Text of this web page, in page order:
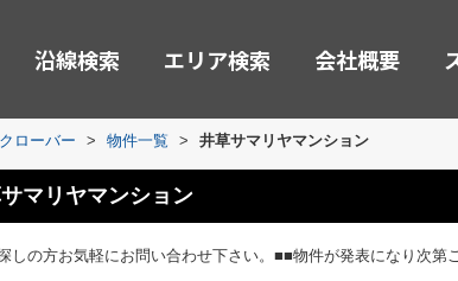
沿線検索 エリア検索 会社概要
ローバー > 物件一覧 > 井草サマリヤマンション
マリヤマンション
しの方お気軽にお問い合わせ下さい。■■物件が発表になり次第